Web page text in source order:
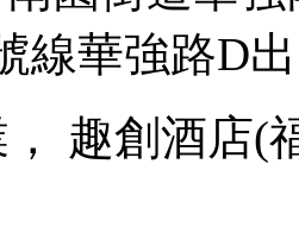
線華強路D
， 趣創酒